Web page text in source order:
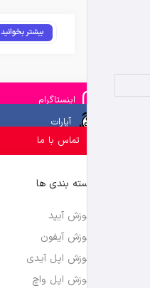
بیشتر بخوانید
اینستاگرام
آپارات
تماس با ما
دسته بندی ها
آموزش آیپد
آموزش آیفون
آموزش اپل آیدی
آموزش اپل واچ